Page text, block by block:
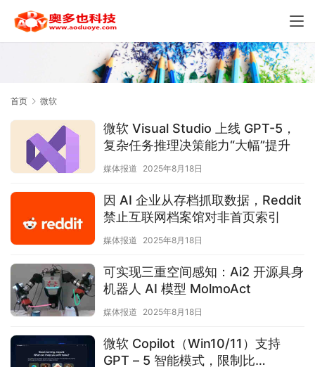
首页 微软
微软 Visual Studio 上线 GPT-5，
复杂任务推理决策能力“大幅”提升
媒体报道 2025年8月18日
因 AI 企业从存档抓取数据，Reddit
禁止互联网档案馆对非首页索引
媒体报道 2025年8月18日
可实现三重空间感知：Ai2 开源具身
机器人 AI 模型 MolmoAct
媒体报道 2025年8月18日
微软 Copilot（Win10/11）支持
GPT – 5 智能模式，限制比